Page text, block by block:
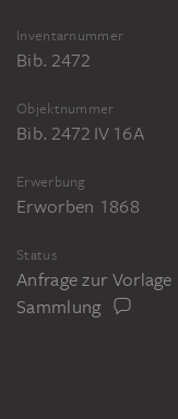
Inventarnummer
Bib. 2472
Objektnummer
Bib. 2472 IV 16A
Erwerbung
Erworben 1868
Status
Anfrage zur
Sammlung